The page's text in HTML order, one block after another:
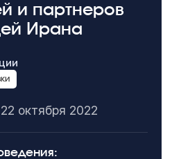
и партнеров
Ирана
октября 2022